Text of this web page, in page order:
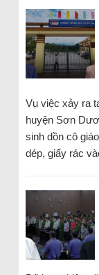
Vụ việc xảy ra
huyện Sơn
sinh dồn cô
dép, giấy rác